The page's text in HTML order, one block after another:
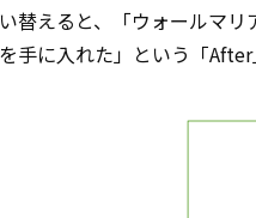
替えると、「ウォールマ
手に入れた」という「